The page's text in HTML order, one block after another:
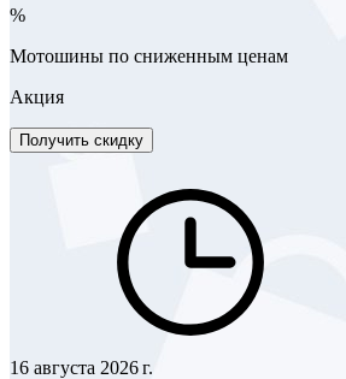
%
Мотошины по сниженным ценам
Акция
Получить скидку
16 августа 2026 г.